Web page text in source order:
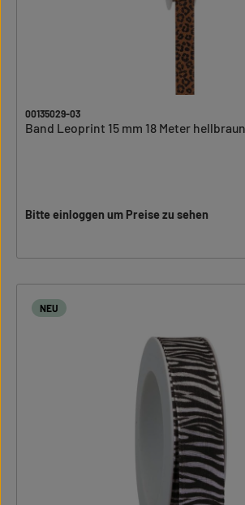
00135029-03
Band Leoprint 15 mm 18 Meter
Bitte einloggen um Preise zu sehen
NEU